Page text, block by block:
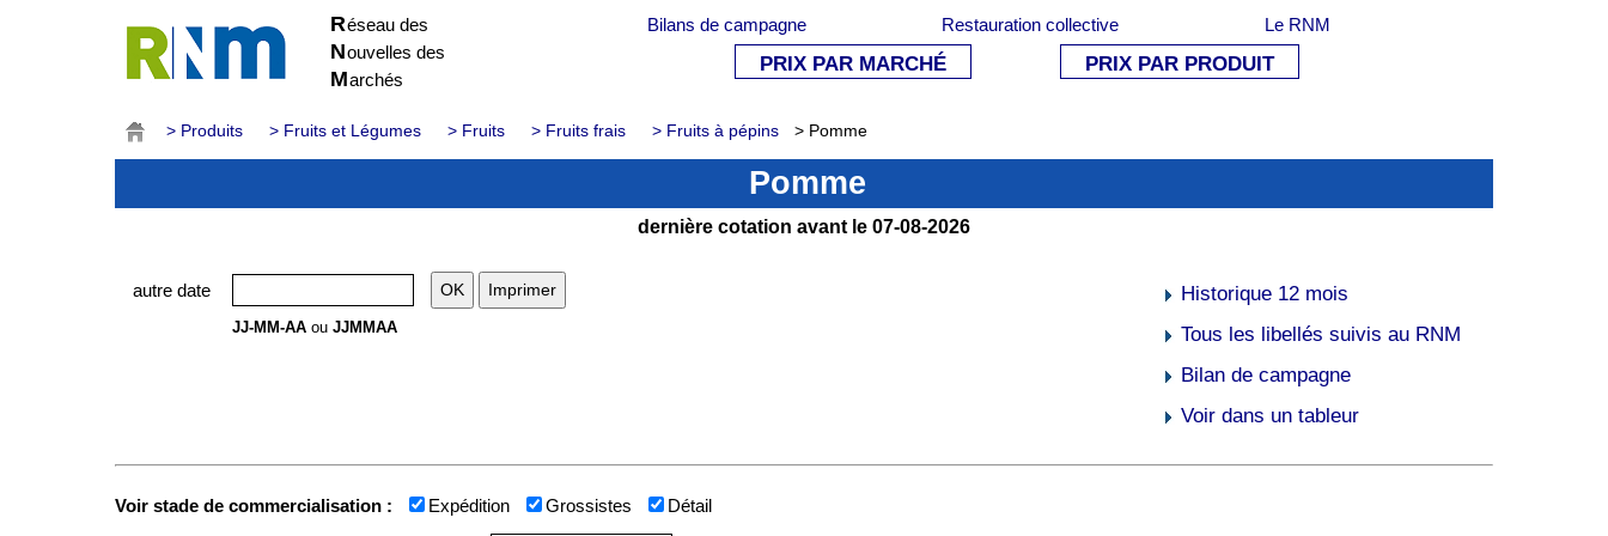
Réseau des
Nouvelles des
Marchés
Bilans de campagne Restauration collective Le RNM
PRIX PAR MARCHÉ PRIX PAR PRODUIT
> Produits > Fruits et Légumes > Fruits > Fruits frais > Fruits à pépins > Pomme
Pomme
dernière cotation avant le 07-08-2026
autre date
JJ-MM-AA ou JJMMAA
Historique 12 mois
Tous les libellés suivis au RNM
Bilan de campagne
Voir dans un tableur
Voir stade de commercialisation : Expédition Grossistes Détail